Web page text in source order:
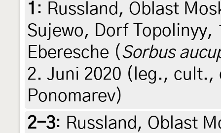
1 : Russland, Oblast
Sujewo, Dorf Topolinyy,
Eberesche ( Sorbus
2. Juni 2020 (leg., cult.,
Ponomarev)
2-3: Russland, Oblast